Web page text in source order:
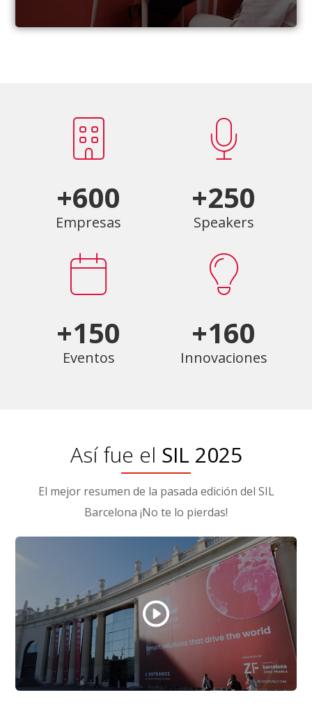
+600
Empresas
+250
Speakers
+150
Eventos
+160
Innovaciones
Así fue el SIL 2025
El mejor resumen de la pasada edición del SIL
Barcelona ¡No te lo pierdas!